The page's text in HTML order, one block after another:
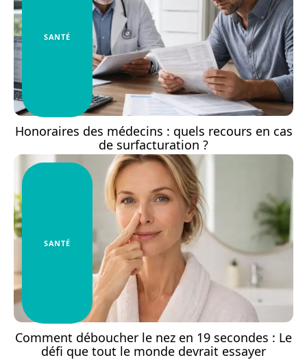
SANTÉ
Honoraires des médecins : quels recours en cas
de surfacturation ?
SANTÉ
Comment déboucher le nez en 19 secondes : Le
défi que tout le monde devrait essayer